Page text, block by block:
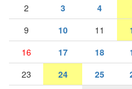
2
3 4
9
10 11
16
17 18
23
24 25